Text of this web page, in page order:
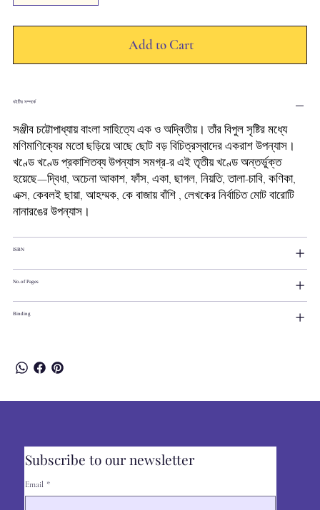
Add to Cart
বইটির সম্পর্কে
সঞ্জীব চট্টোপাধ্যায় বাংলা সাহিত্যে এক ও অদ্বিতীয়। তাঁর বিপুল সৃষ্টির মধ্যে
মণিমাণিক্যের মতো ছড়িয়ে আছে ছোট বড় বিচিত্রস্বাদের একরাশ উপন্যাস।
খণ্ডে খণ্ডে প্রকাশিতব্য উপন্যাস সমগ্র-র এই তৃতীয় খণ্ডে অন্তর্ভুক্ত
হয়েছে—দ্বিধা, অচেনা আকাশ, ফাঁস, একা, ছাগল, নিয়তি, তালা-চাবি, কণিকা,
এক্স, কেবলই ছায়া, আহম্মক, কে বাজায় বাঁশি , লেখকের নির্বাচিত মোট বারোটি
নানারঙের উপন্যাস।
ISBN
No.of Pages
Binding
Subscribe to our newsletter
Email *